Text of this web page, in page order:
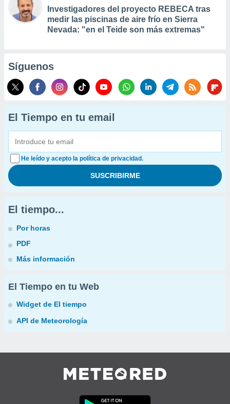
Investigadores del proyecto REBECA tras
medir las piscinas de aire frío en Sierra
Nevada: "en el Teide son más extremas"
Síguenos
El Tiempo en tu email
He leído y acepto la política de privacidad.
El tiempo...
Por horas
PDF
Más información
El Tiempo en tu Web
Widget de El tiempo
API de Meteorología